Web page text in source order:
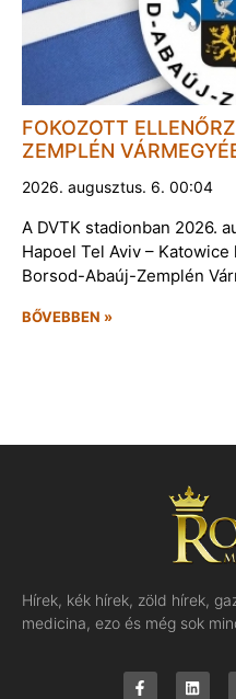
FOKOZOTT
ZEMPLÉN
2026. augusztus. 6. 00:04
A DVTK stadionban 2026.
Hapoel Tel Aviv –
Borsod-Abaúj-Zemplén
BŐVEBBEN »
Hírek, kék hírek, zöld hírek,
medicina, ezo és még sok